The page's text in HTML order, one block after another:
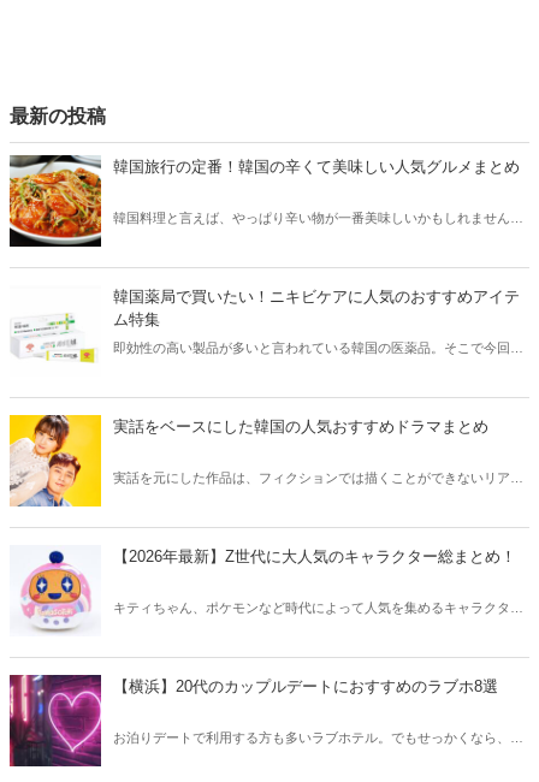
最新の投稿
韓国旅行の定番！韓国の辛くて美味しい人気グルメまとめ
韓国料理と言えば、やっぱり辛い物が一番美味しいかもしれません。
方も必見です。
韓国薬局で買いたい！ニキビケアに人気のおすすめアイテ
ム特集
即効性の高い製品が多いと言われている韓国の医薬品。そこで今回は
う。
実話をベースにした韓国の人気おすすめドラマまとめ
実話を元にした作品は、フィクションでは描くことができないリアル
【2026年最新】Z世代に大人気のキャラクター総まとめ！
キティちゃん、ポケモンなど時代によって人気を集めるキャラクター
クしてみましょう。
【横浜】20代のカップルデートにおすすめのラブホ8選
お泊りデートで利用する方も多いラブホテル。でもせっかくなら、キ